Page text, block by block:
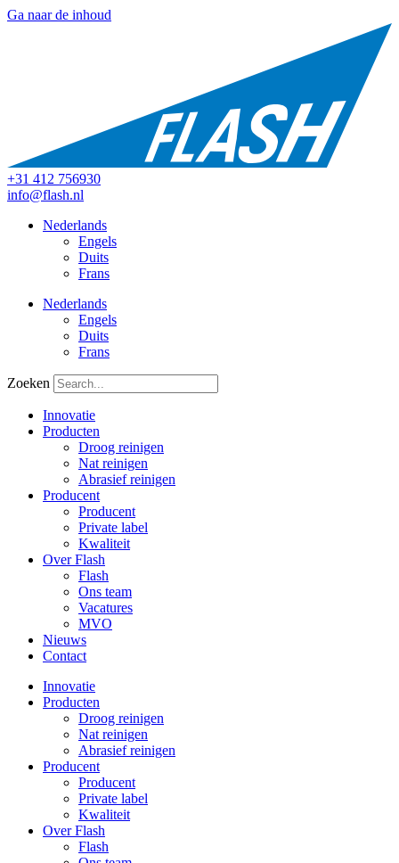
Ga naar de inhoud
+31 412 756930
info@flash.nl
Nederlands
Engels
Duits
Frans
Nederlands
Engels
Duits
Frans
Zoeken
Innovatie
Producten
Droog reinigen
Nat reinigen
Abrasief reinigen
Producent
Producent
Private label
Kwaliteit
Over Flash
Flash
Ons team
Vacatures
MVO
Nieuws
Contact
Innovatie
Producten
Droog reinigen
Nat reinigen
Abrasief reinigen
Producent
Producent
Private label
Kwaliteit
Over Flash
Flash